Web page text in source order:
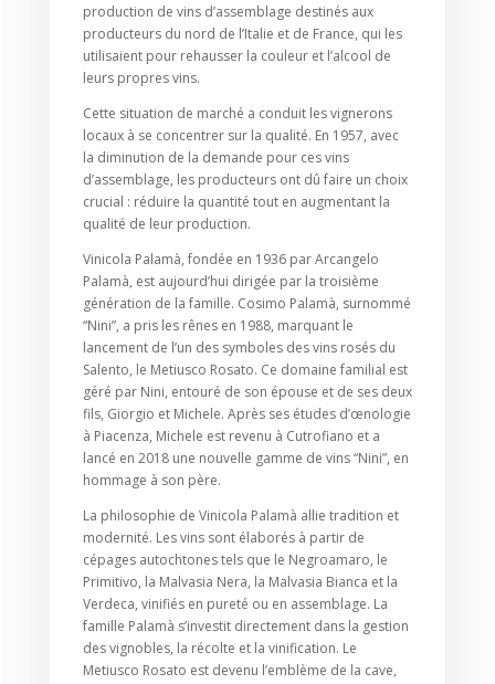
production de vins d’assemblage destinés aux
producteurs du nord de l’Italie et de France, qui les
utilisaient pour rehausser la couleur et l’alcool de
leurs propres vins.
Cette situation de marché a conduit les vignerons
locaux à se concentrer sur la qualité. En 1957, avec
la diminution de la demande pour ces vins
d’assemblage, les producteurs ont dû faire un choix
crucial : réduire la quantité tout en augmentant la
qualité de leur production.
Vinicola Palamà, fondée en 1936 par Arcangelo
Palamà, est aujourd’hui dirigée par la troisième
génération de la famille. Cosimo Palamà, surnommé
“Nini”, a pris les rênes en 1988, marquant le
lancement de l’un des symboles des vins rosés du
Salento, le Metiusco Rosato. Ce domaine familial est
géré par Nini, entouré de son épouse et de ses deux
fils, Giorgio et Michele. Après ses études d’œnologie
à Piacenza, Michele est revenu à Cutrofiano et a
lancé en 2018 une nouvelle gamme de vins “Nini”, en
hommage à son père.
La philosophie de Vinicola Palamà allie tradition et
modernité. Les vins sont élaborés à partir de
cépages autochtones tels que le Negroamaro, le
Primitivo, la Malvasia Nera, la Malvasia Bianca et la
Verdeca, vinifiés en pureté ou en assemblage. La
famille Palamà s’investit directement dans la gestion
des vignobles, la récolte et la vinification. Le
Metiusco Rosato est devenu l’emblème de la cave,